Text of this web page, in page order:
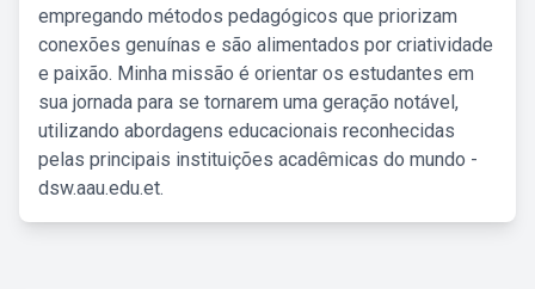
empregando métodos pedagógicos que priorizam
conexões genuínas e são alimentados por criatividade
e paixão. Minha missão é orientar os estudantes em
sua jornada para se tornarem uma geração notável,
utilizando abordagens educacionais reconhecidas
pelas principais instituições acadêmicas do mundo -
dsw.aau.edu.et.